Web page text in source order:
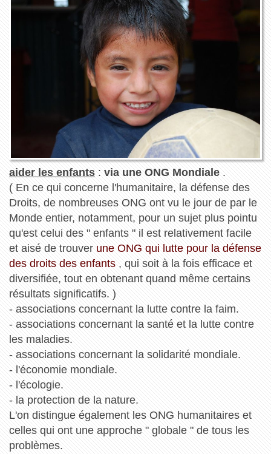
aider les enfants: via une ONG Mondiale.
( En ce qui concerne l'humanitaire, la défense des
Droits, de nombreuses ONG ont vu le jour de par le
Monde entier, notamment, pour un sujet plus pointu
qu'est celui des " enfants " il est relativement facile
et aisé de trouver une ONG qui lutte pour la défense
des droits des enfants, qui soit à la fois efficace et
diversifiée, tout en obtenant quand même certains
résultats significatifs. )
- associations concernant la lutte contre la faim.
- associations concernant la santé et la lutte contre
les maladies.
- associations concernant la solidarité mondiale.
- l'économie mondiale.
- l'écologie.
- la protection de la nature.
L'on distingue également les ONG humanitaires et
celles qui ont une approche " globale " de tous les
problèmes.